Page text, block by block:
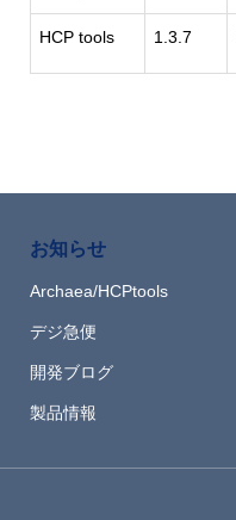
HCP tools 1.3.7
お知らせ
Archaea/HCPtools
デジ急便
開発ブログ
製品情報